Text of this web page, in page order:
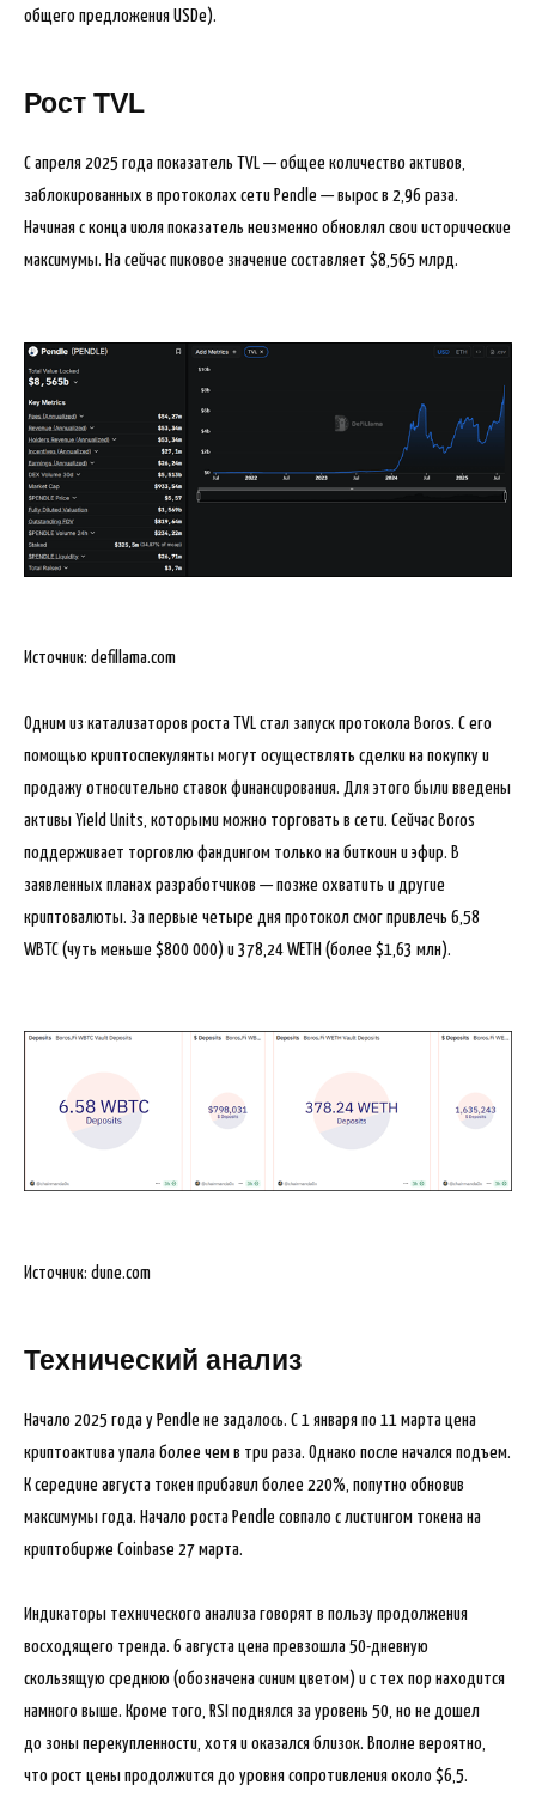
общего предложения USDe).
Рост TVL
С апреля 2025 года показатель TVL — общее количество активов,
заблокированных в протоколах сети Pendle — вырос в 2,96 раза.
Начиная с конца июля показатель неизменно обновлял свои исторические
максимумы. На сейчас пиковое значение составляет $8,565 млрд.
Источник: defillama.com
Одним из катализаторов роста TVL стал запуск протокола Boros. С его
помощью криптоспекулянты могут осуществлять сделки на покупку и
продажу относительно ставок финансирования. Для этого были введены
активы Yield Units, которыми можно торговать в сети. Сейчас Boros
поддерживает торговлю фандингом только на биткоин и эфир. В
заявленных планах разработчиков — позже охватить и другие
криптовалюты. За первые четыре дня протокол смог привлечь 6,58
WBTC (чуть меньше $800 000) и 378,24 WETH (более $1,63 млн).
Источник: dune.com
Технический анализ
Начало 2025 года у Pendle не задалось. С 1 января по 11 марта цена
криптоактива упала более чем в три раза. Однако после начался подъем.
К середине августа токен прибавил более 220%, попутно обновив
максимумы года. Начало роста Pendle совпало с листингом токена на
криптобирже Coinbase 27 марта.
Индикаторы технического анализа говорят в пользу продолжения
восходящего тренда. 6 августа цена превзошла 50-дневную
скользящую среднюю (обозначена синим цветом) и с тех пор находится
намного выше. Кроме того, RSI поднялся за уровень 50, но не дошел
до зоны перекупленности, хотя и оказался близок. Вполне вероятно,
что рост цены продолжится до уровня сопротивления около $6,5.